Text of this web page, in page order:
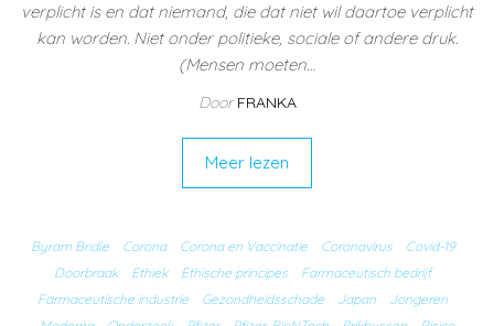
verplicht is en dat niemand, die dat niet wil daartoe verplicht
kan worden. Niet onder politieke, sociale of andere druk.
(Mensen moeten…
Door FRANKA
Meer lezen
Byram Bridle Corona Corona en Vaccinatie Coronavirus
Covid-19
Doorbraak
Ethiek Ethische principes
Farmaceutisch bedrijf
Farmaceutische industrie
Gezondheidsschade Japan
Jongeren